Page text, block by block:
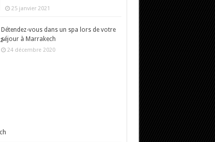
25 janvier 2021
Détendez-vous dans un spa lors de votre
séjour à Marrakech
24 décembre 2020